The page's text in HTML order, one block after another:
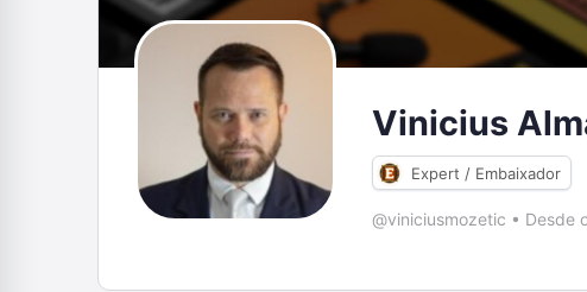
Vinicius
Expert / Embaixador
@viniciusmozetic • Desde